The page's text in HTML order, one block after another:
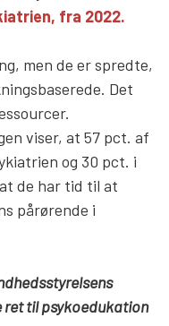
fra 2022.
men de er spredte,
Det
viser, at 57 pct. af
og 30 pct. i
de har tid til at
pårørende i
ret til psykoedukation